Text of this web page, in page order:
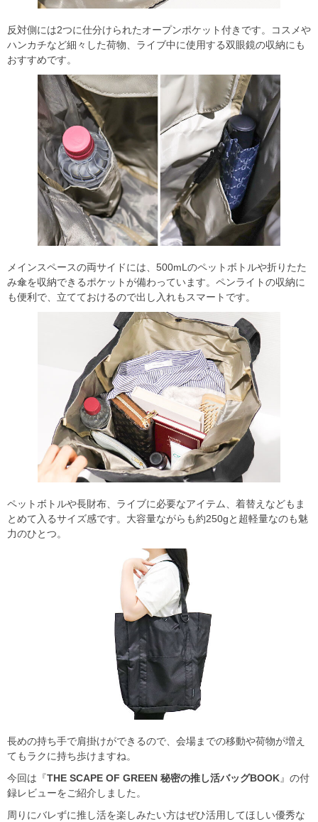
反対側には2つに仕分けられたオープンポケット付きです。コスメや
ハンカチなど細々した荷物、ライブ中に使用する双眼鏡の収納にも
おすすめです。
メインスペースの両サイドには、500mLのペットボトルや折りたた
み傘を収納できるポケットが備わっています。ペンライトの収納に
も便利で、立てておけるので出し入れもスマートです。
ペットボトルや長財布、ライブに必要なアイテム、着替えなどもま
とめて入るサイズ感です。大容量ながらも約250gと超軽量なのも魅
力のひとつ。
長めの持ち手で肩掛けができるので、会場までの移動や荷物が増え
てもラクに持ち歩けますね。
今回は『THE SCAPE OF GREEN 秘密の推し活バッグBOOK』の付
録レビューをご紹介しました。
周りにバレずに推し活を楽しみたい方はぜひ活用してほしい優秀な